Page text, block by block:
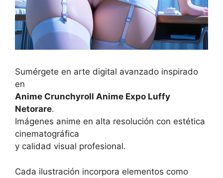
Sumérgete en arte digital avanzado inspirado
en
Anime Crunchyroll Anime Expo Luffy
Netorare.
Imágenes anime en alta resolución con estética
cinematográfica
y calidad visual profesional.
Cada ilustración incorpora elementos como